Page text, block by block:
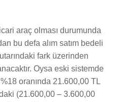
araç olması durumunda
bu defa alım satım bedeli
fark üzerinden
Oysa eski sistemde
oranında 21.600,00 TL
(21.600,00 – 3.600,00